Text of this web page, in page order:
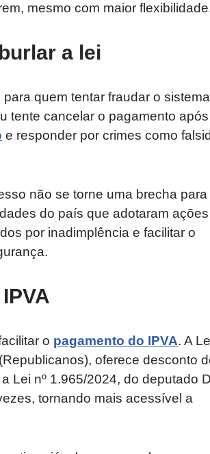
mesmo com maior
a lei
quem tentar fraudar o
tente cancelar o pagamento após
e responder por crimes como
não se torne uma brecha para
do país que adotaram ações
por inadimplência e facilitar o
o pagamento do IPVA. A
oferece desconto
Lei nº 1.965/2024, do deputado
tornando mais acessível a